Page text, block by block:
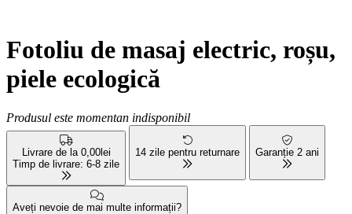
Fotoliu de masaj electric, roșu,
piele ecologică
Produsul este momentan indisponibil
Livrare de la 0,00lei
Timp de livrare: 6-8 zile
14 zile pentru returnare Garanție 2 ani
Aveți nevoie de mai multe informații?